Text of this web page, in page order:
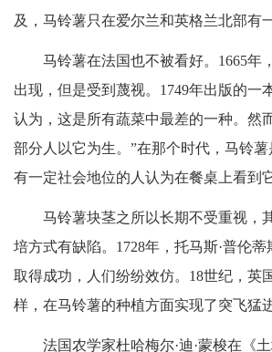
及，马铃薯只在爱尔兰和英格兰北部有
马铃薯在法国也不被看好。1665年
出现，但是受到蔑视。1749年出版的一
认为，这是所有蔬菜中最差的一种。然
部分人以它为生。”在那个时代，马铃薯
有一定社会地位的人认为在餐桌上看到
马铃薯块茎之所以长期不受重视，
培方式有缺陷。1728年，托马斯·普伦
取得成功，人们纷纷效仿。18世纪，英
样，在马铃薯的种植方面实现了突飞猛
法国农学家杜哈梅尔·迪·蒙梭在《